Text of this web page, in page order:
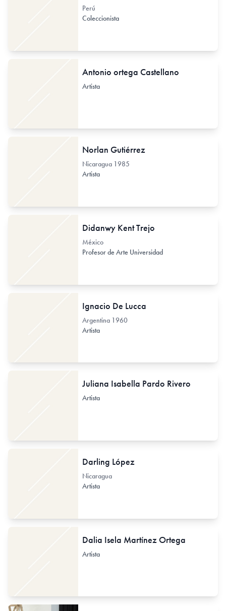
Perú
Coleccionista
Antonio ortega Castellano
Artista
Norlan Gutiérrez
Nicaragua 1985
Artista
Didanwy Kent Trejo
México
Profesor de Arte Universidad
Ignacio De Lucca
Argentina 1960
Artista
Juliana Isabella Pardo Rivero
Artista
Darling López
Nicaragua
Artista
Dalia Isela Martínez Ortega
Artista